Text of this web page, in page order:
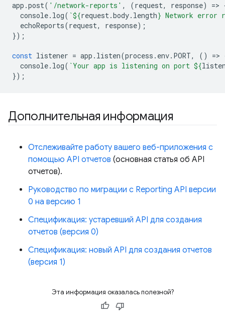
app .post( '/network-reports' , (request, response) =>
console. log( `${request.body. length} Network error
echoReports(request, response);
});
const listener = app . listen(process . env. PORT, () =>
console. log( `Your app is listening on port ${
});
Дополнительная информация
Отслеживайте работу вашего веб-приложения с
помощью API отчетов (основная статья об API
отчетов).
Руководство по миграции с Reporting API версии
0 на версию 1
Спецификация: устаревший API для создания
отчетов (версия 0)
Спецификация: новый API для создания отчетов
(версия 1)
Эта информация оказалась полезной?